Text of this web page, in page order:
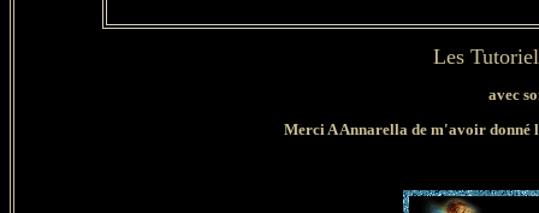
Les
avec
Merci A Annarella de m'avoir donné